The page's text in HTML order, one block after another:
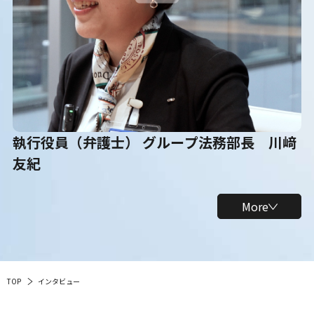
執行役員（弁護士） グループ法務部長 川﨑
友紀
More
TOP インタビュー